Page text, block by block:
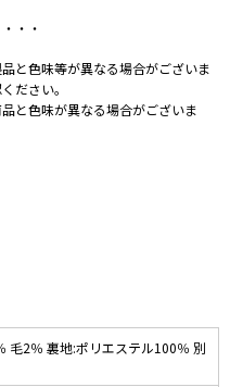
・・
と色味等が異なる場合がございま
ださい。
と色味が異なる場合がございま
毛2％ 裏地:ポリエステル100％ 別